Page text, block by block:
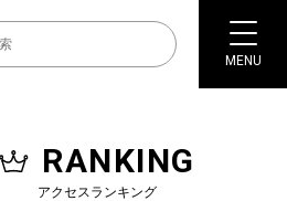
MENU
RANKING
アクセスランキング